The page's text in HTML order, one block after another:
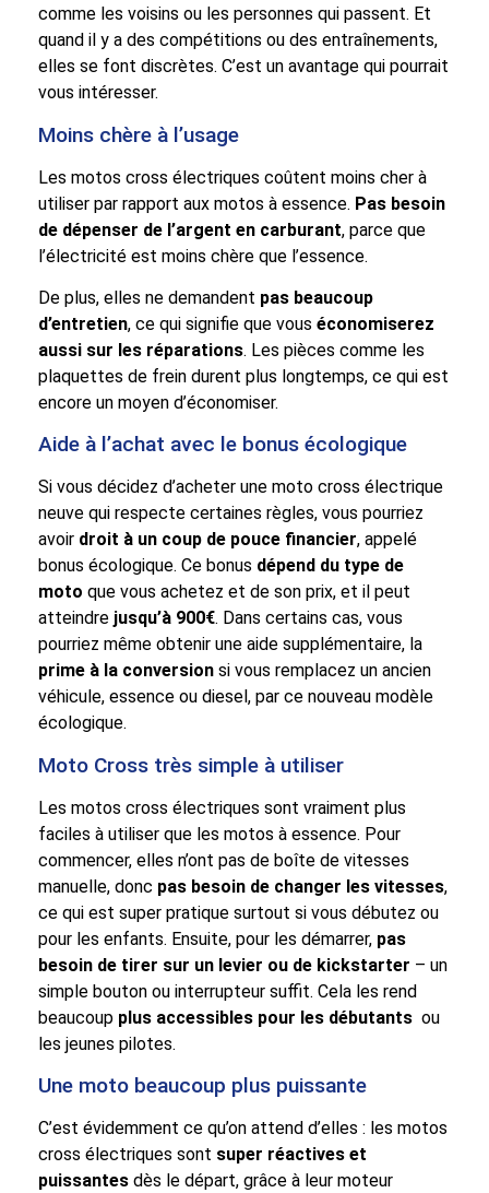
comme les voisins ou les personnes qui passent. Et
quand il y a des compétitions ou des entraînements,
elles se font discrètes. C’est un avantage qui pourrait
vous intéresser.
Moins chère à l’usage
Les motos cross électriques coûtent moins cher à
utiliser par rapport aux motos à essence. Pas besoin
de dépenser de l’argent en carburant, parce que
l’électricité est moins chère que l’essence.
De plus, elles ne demandent pas beaucoup
d’entretien, ce qui signifie que vous économiserez
aussi sur les réparations. Les pièces comme les
plaquettes de frein durent plus longtemps, ce qui est
encore un moyen d’économiser.
Aide à l’achat avec le bonus écologique
Si vous décidez d’acheter une moto cross électrique
neuve qui respecte certaines règles, vous pourriez
avoir droit à un coup de pouce financier, appelé
bonus écologique. Ce bonus dépend du type de
moto que vous achetez et de son prix, et il peut
atteindre jusqu’à 900€. Dans certains cas, vous
pourriez même obtenir une aide supplémentaire, la
prime à la conversion si vous remplacez un ancien
véhicule, essence ou diesel, par ce nouveau modèle
écologique.
Moto Cross très simple à utiliser
Les motos cross électriques sont vraiment plus
faciles à utiliser que les motos à essence. Pour
commencer, elles n’ont pas de boîte de vitesses
manuelle, donc pas besoin de changer les vitesses,
ce qui est super pratique surtout si vous débutez ou
pour les enfants. Ensuite, pour les démarrer, pas
besoin de tirer sur un levier ou de kickstarter – un
simple bouton ou interrupteur suffit. Cela les rend
beaucoup plus accessibles pour les débutants ou
les jeunes pilotes.
Une moto beaucoup plus puissante
C’est évidemment ce qu’on attend d’elles : les motos
cross électriques sont super réactives et
puissantes dès le départ, grâce à leur moteur